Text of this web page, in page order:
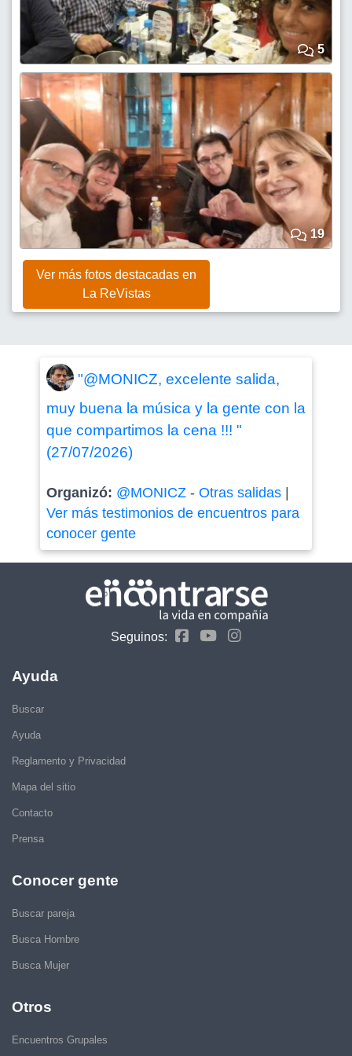
5
19
Ver más fotos destacadas en
La ReVistas
"@MONICZ, excelente salida,
muy buena la música y la gente con la
que compartimos la cena !!! "
(27/07/2026)
Organizó: @MONICZ- Otras salidas|
Ver más testimonios de encuentros para
conocer gente
Seguinos:
Ayuda
Buscar
Ayuda
Reglamento y Privacidad
Mapa del sitio
Contacto
Prensa
Conocer gente
Buscar pareja
Busca Hombre
Busca Mujer
Otros
Encuentros Grupales